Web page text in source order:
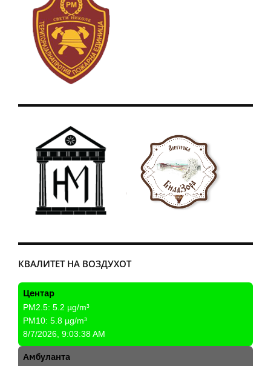
КВАЛИТЕТ НА ВОЗДУХОТ
Центар
PM2.5: 5.2 µg/m³
PM10: 5.8 µg/m³
8/7/2026, 9:03:38 AM
Амбуланта